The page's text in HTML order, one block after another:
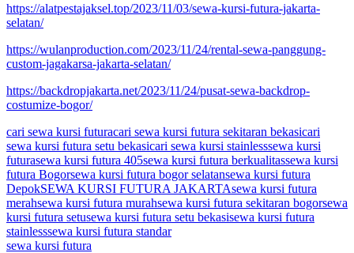
https://alatpestajaksel.top/2023/11/03/sewa-kursi-futura-jakarta-
selatan/
https://wulanproduction.com/2023/11/24/rental-sewa-panggung-
custom-jagakarsa-jakarta-selatan/
https://backdropjakarta.net/2023/11/24/pusat-sewa-backdrop-
costumize-bogor/
cari sewa kursi futuracari sewa kursi futura sekitaran bekasicari
sewa kursi futura setu bekasicari sewa kursi stainlesssewa kursi
futurasewa kursi futura 405sewa kursi futura berkualitassewa kursi
futura Bogorsewa kursi futura bogor selatansewa kursi futura
DepokSEWA KURSI FUTURA JAKARTAsewa kursi futura
merahsewa kursi futura murahsewa kursi futura sekitaran bogorsewa
kursi futura setusewa kursi futura setu bekasisewa kursi futura
stainlesssewa kursi futura standar
sewa kursi futura